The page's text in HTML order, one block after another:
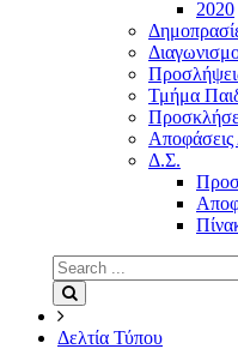
2020
Τμήμα
Αποφάσεις
Δ.Σ.
Search
for:
Δελτία Τύπου